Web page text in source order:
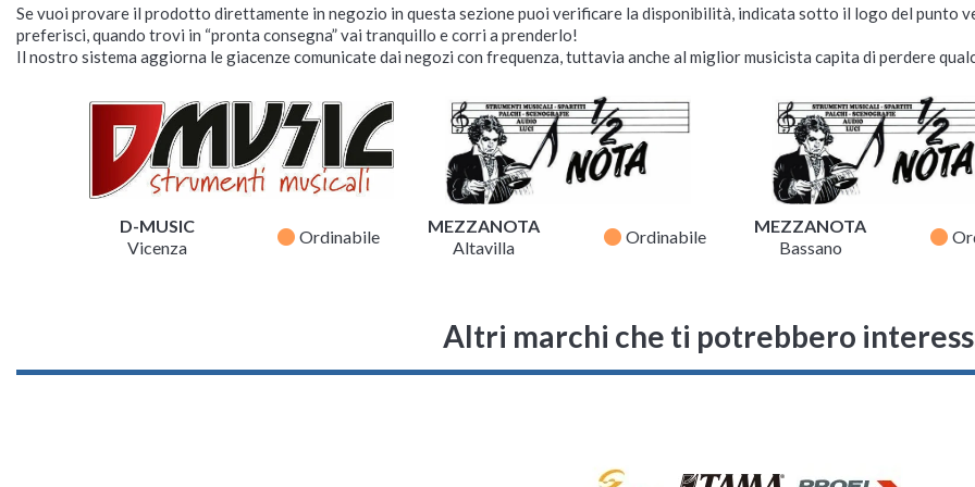
Se vuoi provare il prodotto direttamente in negozio in questa sezione puoi verificare la disponibilità, indicata sotto il logo del punto
preferisci, quando trovi in “pronta consegna” vai tranquillo e corri a prenderlo!
Il nostro sistema aggiorna le giacenze comunicate dai negozi con frequenza, tuttavia anche al miglior musicista capita di perdere
D-MUSIC
Vicenza
fiber_manual_record Ordinabile
MEZZANOTA
Altavilla
fiber_manual_record Ordinabile
MEZZANOTA
Bassano
fiber_manual_record
Altri marchi che ti potrebbero